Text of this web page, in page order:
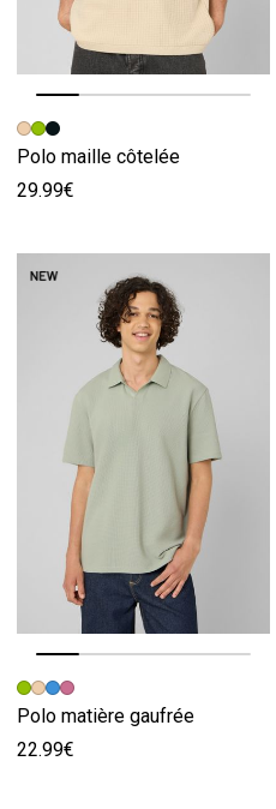
Image précédente
Image suivante
Polo maille côtelée
29.99€
Image précédente
Image suivante
Polo matière gaufrée
22.99€